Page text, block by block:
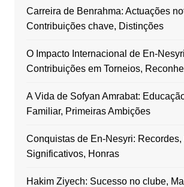
Carreira de Benrahma: Actuações
Contribuições chave, Distinções
O Impacto Internacional de En-
Contribuições em Torneios,
A Vida de Sofyan Amrabat:
Familiar, Primeiras Ambições
Conquistas de En-Nesyri: Recordes,
Significativos, Honras
Hakim Ziyech: Sucesso no clube,